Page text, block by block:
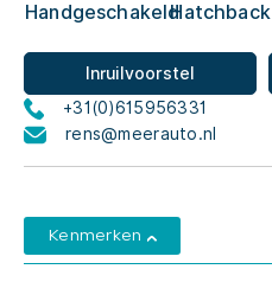
HandgeschakeldHatchback
Inruilvoorstel
+31(0)615956331
rens@meerauto.nl
Kenmerken